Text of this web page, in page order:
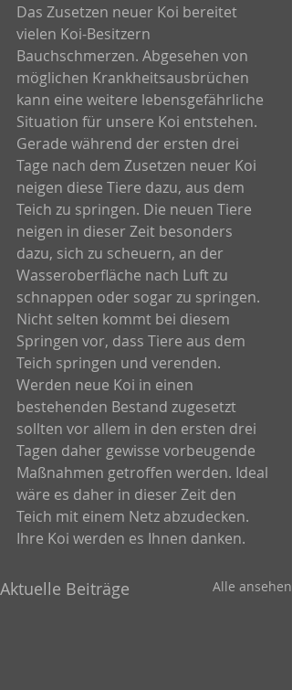
Das Zusetzen neuer Koi bereitet
vielen Koi-Besitzern
Bauchschmerzen. Abgesehen von
möglichen Krankheitsausbrüchen
kann eine weitere lebensgefährliche
Situation für unsere Koi entstehen.
Gerade während der ersten drei
Tage nach dem Zusetzen neuer Koi
neigen diese Tiere dazu, aus dem
Teich zu springen. Die neuen Tiere
neigen in dieser Zeit besonders
dazu, sich zu scheuern, an der
Wasseroberfläche nach Luft zu
schnappen oder sogar zu springen.
Nicht selten kommt bei diesem
Springen vor, dass Tiere aus dem
Teich springen und verenden.
Werden neue Koi in einen
bestehenden Bestand zugesetzt
sollten vor allem in den ersten drei
Tagen daher gewisse vorbeugende
Maßnahmen getroffen werden. Ideal
wäre es daher in dieser Zeit den
Teich mit einem Netz abzudecken.
Ihre Koi werden es Ihnen danken.
Aktuelle Beiträge Alle ansehen